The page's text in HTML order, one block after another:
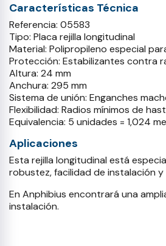
Características Técnica
Referencia: 05583
Tipo: Placa rejilla longitudinal
Material: Polipropileno especial
Protección: Estabilizantes contra
Altura: 24 mm
Anchura: 295 mm
Sistema de unión: Enganches
Flexibilidad: Radios mínimos de
Equivalencia: 5 unidades = 1,024
Aplicaciones
Esta rejilla longitudinal está
robustez, facilidad de instalación
En Anphibius encontrará una
instalación.